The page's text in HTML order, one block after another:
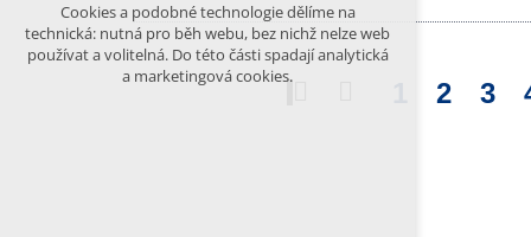
2 3
ODMÍTNOUT VŠE
Cookies a podobné technologie dělíme na
technická: nutná pro běh webu, bez nichž nelze web
používat a volitelná. Do této části spadají analytická
a marketingová cookies.